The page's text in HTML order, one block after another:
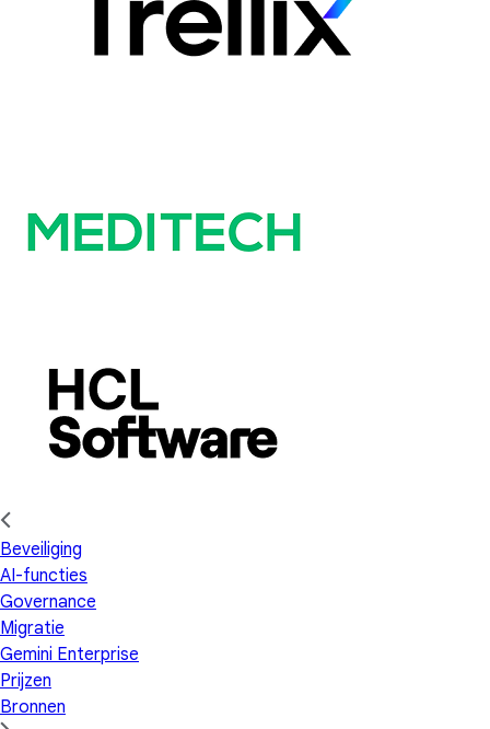
Beveiliging
AI-functies
Governance
Migratie
Gemini Enterprise
Prijzen
Bronnen